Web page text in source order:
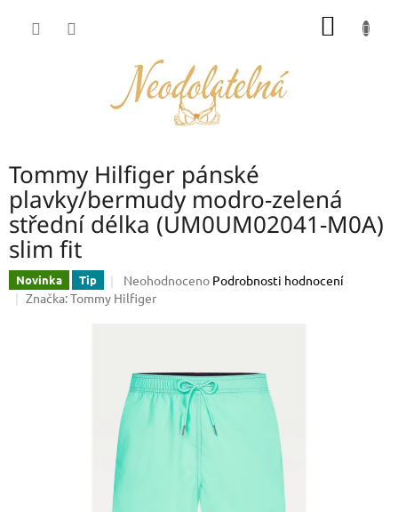
Tommy Hilfiger pánské
plavky/bermudy modro-zelená
střední délka (UM0UM02041-M0A)
slim fit
Novinka Tip
Průměrné
hodnocení
hvězdiček.
Neohodnoceno Podrobnosti hodnocení
Značka:Tommy Hilfiger